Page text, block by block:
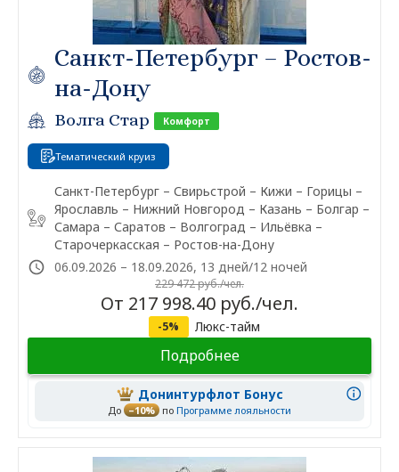
Санкт-Петербург – Ростов-
на-Дону
Волга Стар Комфорт
Тематический круиз
Санкт-Петербург – Свирьстрой – Кижи – Горицы –
Ярославль – Нижний Новгород – Казань – Болгар –
Самара – Саратов – Волгоград – Ильёвка –
Старочеркасская – Ростов-на-Дону
06.09.2026 – 18.09.2026, 13 дней/12 ночей
229 472 руб./чел.
От 217 998.40 руб./чел.
-5% Люкс-тайм
Подробнее
Донинтурфлот Бонус
До –10% по Программе лояльности